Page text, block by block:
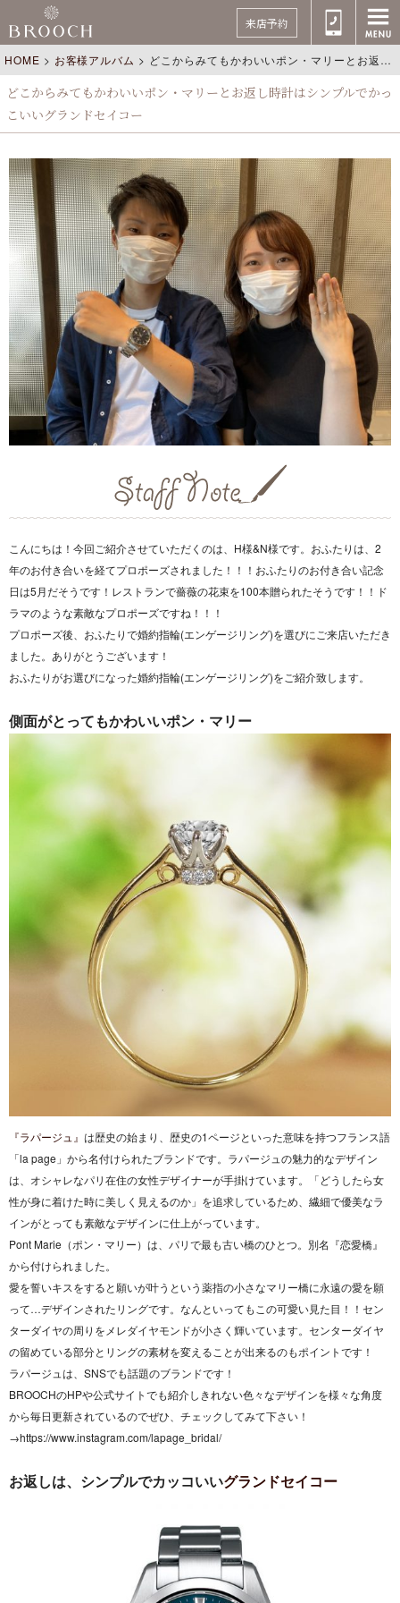
来店予約
HOME > お客様アルバム > どこからみてもかわいいポン・マリーとお返し時計はシンプルでかっこいいグランドセイコー
どこからみてもかわいいポン・マリーとお返し時計はシンプルでかっ
こいいグランドセイコー
こんにちは！今回ご紹介させていただくのは、H様&N様です。おふたりは、2
年のお付き合いを経てプロポーズされました！！！おふたりのお付き合い記念
日は5月だそうです！レストランで薔薇の花束を100本贈られたそうです！！ド
ラマのような素敵なプロポーズですね！！！
プロポーズ後、おふたりで婚約指輪(エンゲージリング)を選びにご来店いただき
ました。ありがとうございます！
おふたりがお選びになった婚約指輪(エンゲージリング)をご紹介致します。
側面がとってもかわいいポン・マリー
『ラパージュ』 は歴史の始まり、歴史の1ページといった意味を持つフランス語
「la page」から名付けられたブランドです。ラパージュの魅力的なデザイン
は、オシャレなパリ在住の女性デザイナーが手掛けています。「どうしたら女
性が身に着けた時に美しく見えるのか」を追求しているため、繊細で優美なラ
インがとっても素敵なデザインに仕上がっています。
Pont Marie（ポン・マリー）は、パリで最も古い橋のひとつ。別名『恋愛橋』
から付けられました。
愛を誓いキスをすると願いが叶うという薬指の小さなマリー橋に永遠の愛を願
って…デザインされたリングです。なんといってもこの可愛い見た目！！セン
ターダイヤの周りをメレダイヤモンドが小さく輝いています。センターダイヤ
の留めている部分とリングの素材を変えることが出来るのもポイントです！
ラパージュは、SNSでも話題のブランドです！
BROOCHのHPや公式サイトでも紹介しきれない色々なデザインを様々な角度
から毎日更新されているのでぜひ、チェックしてみて下さい！
→https://www.instagram.com/lapage_bridal/
お返しは、シンプルでカッコいいグランドセイコー